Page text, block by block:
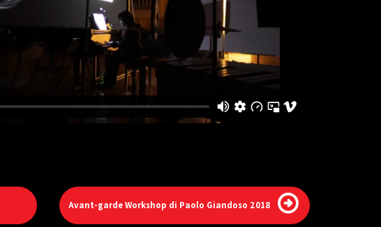
Avant-garde Workshop di Paolo Giandoso 2018